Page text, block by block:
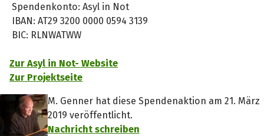
Spendenkonto: Asyl in Not
IBAN: AT29 3200 0000 0594 3139
BIC: RLNWATWW
Zur Asyl in Not- Website
Zur Projektseite
M. Genner hat diese Spendenaktion am 21. März
2019 veröffentlicht.
Nachricht schreiben